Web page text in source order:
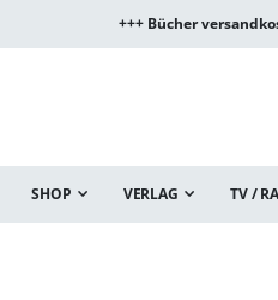
+++ Bücher
SHOP VERLAG TV /